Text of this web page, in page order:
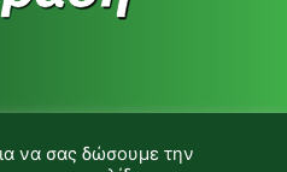
να σας δώσουμε την